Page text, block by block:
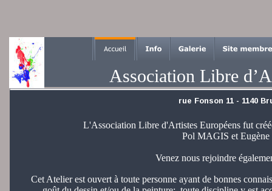
Association Libre
rue Fonson 11 - 1140
L'Association Libre d'Artistes Européens fut
Pol MAGIS et
Venez nous rejoindre
Cet Atelier est ouvert à toute personne ayant de bonnes